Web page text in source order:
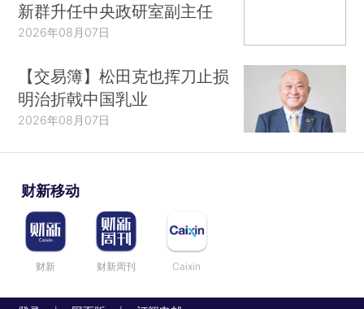
新群升任中央政研室副主任
2026年08月07日
【交易簿】松田克也挥刀止损
明治折戟中国乳业
2026年08月07日
财新移动
财新 财新周刊 Caixin